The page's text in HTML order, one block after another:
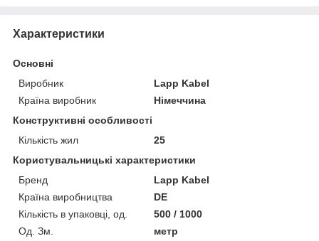
Характеристики
Основні
Виробник
Lapp Kabel
Країна виробник
Німеччина
Конструктивні особливості
Кількість жил
25
Користувальницькі характеристики
Бренд
Lapp Kabel
Країна виробництва
DE
Кількість в упаковці, од.
500 / 1000
Од. Зм.
метр